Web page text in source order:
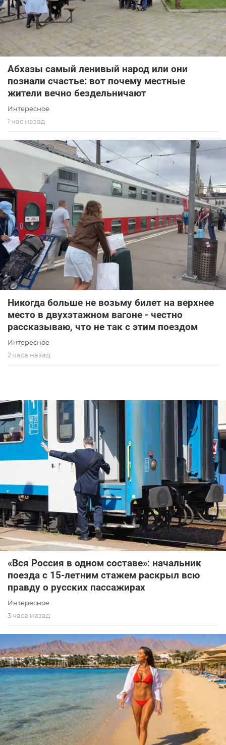
Абхазы самый ленивый народ или они
познали счастье: вот почему местные
жители вечно бездельничают
Интересное
1 час назад
Никогда больше не возьму билет на верхнее
место в двухэтажном вагоне - честно
рассказываю, что не так с этим поездом
Интересное
2 часа назад
«Вся Россия в одном составе»: начальник
поезда с 15-летним стажем раскрыл всю
правду о русских пассажирах
Интересное
3 часа назад